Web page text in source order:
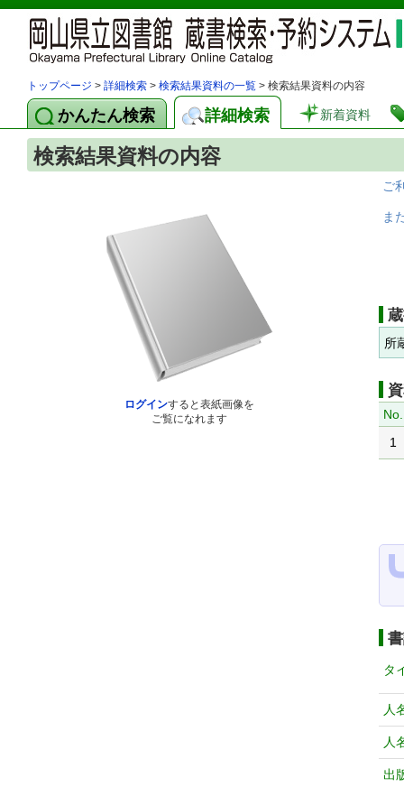
トップページ > 詳細検索 > 検索結果資料の一覧 > 検索結果資料の内容
かんたん検索 詳細検索 新着資料
検索結果資料の内容
ログインすると表紙画像を
ご覧になれます
ご
ま
所
No.
1
タ
人
人
出